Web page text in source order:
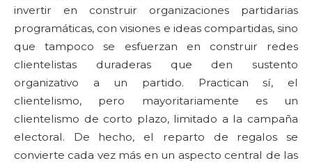
invertir en construir organizaciones partidarias
programáticas, con visiones e ideas compartidas, sino
que tampoco se esfuerzan en construir redes
clientelistas duraderas que den sustento
organizativo a un partido. Practican sí, el
clientelismo, pero mayoritariamente es un
clientelismo de corto plazo, limitado a la campaña
electoral. De hecho, el reparto de regalos se
convierte cada vez más en un aspecto central de las